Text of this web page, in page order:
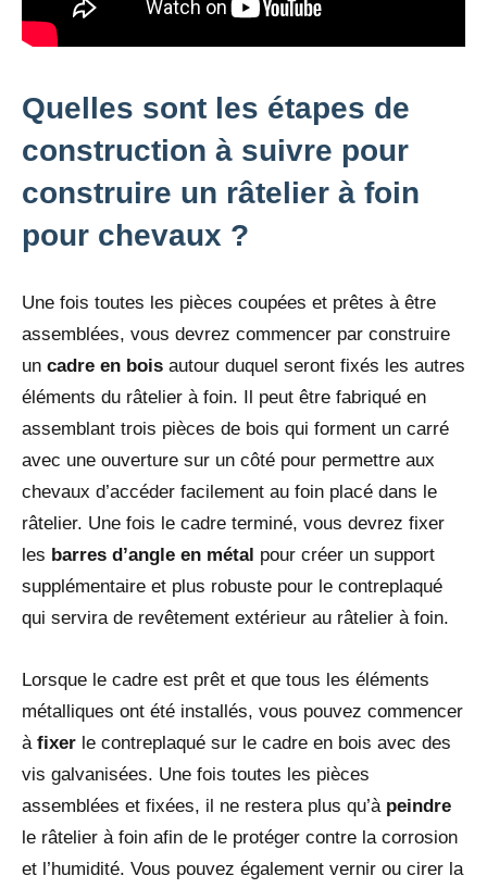
Quelles sont les étapes de
construction à suivre pour
construire un râtelier à foin
pour chevaux ?
Une fois toutes les pièces coupées et prêtes à être
assemblées, vous devrez commencer par construire
un cadre en bois autour duquel seront fixés les autres
éléments du râtelier à foin. Il peut être fabriqué en
assemblant trois pièces de bois qui forment un carré
avec une ouverture sur un côté pour permettre aux
chevaux d’accéder facilement au foin placé dans le
râtelier. Une fois le cadre terminé, vous devrez fixer
les barres d’angle en métal pour créer un support
supplémentaire et plus robuste pour le contreplaqué
qui servira de revêtement extérieur au râtelier à foin.
Lorsque le cadre est prêt et que tous les éléments
métalliques ont été installés, vous pouvez commencer
à fixer le contreplaqué sur le cadre en bois avec des
vis galvanisées. Une fois toutes les pièces
assemblées et fixées, il ne restera plus qu’à peindre
le râtelier à foin afin de le protéger contre la corrosion
et l’humidité. Vous pouvez également vernir ou cirer la